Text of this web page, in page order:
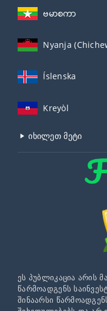
ဗမာစကာ
Nyanja
Íslenska
Kreyòl
იხილეთ მეტი
ეს პუბლიკაცია არის
წარმოადგენს
შინაარსი